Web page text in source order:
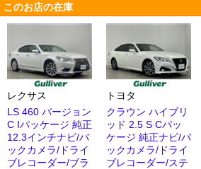
このお店の在庫
レクサス
LS 460 バージョン
C Iパッケージ 純正
12.3インチナビ/バ
ックカメラ/ドライ
ブレコーダー/ブラ
トヨタ
クラウン ハイブリ
ッド 2.5 S Cパッ
ケージ 純正ナビ/バ
ックカメラ/ドライ
ブレコーダー/ステ